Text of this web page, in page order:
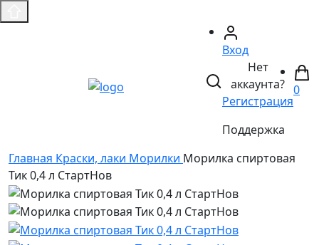
Вход
Нет
аккаунта?
Регистрация
Поддержка
0
Главная Краски, лаки Морилки Морилка спиртовая
Тик 0,4 л СтартНов